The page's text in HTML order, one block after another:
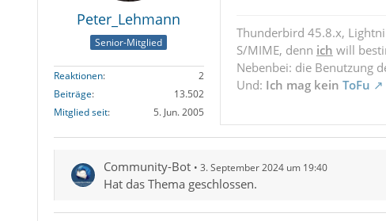
Peter_Lehmann
Senior-Mitglied
Reaktionen
2
Beiträge
13.502
Mitglied seit
5. Jun. 2005
Thunderbird 45.8.x,
S/MIME, denn ich will
Nebenbei: die Benutzung
Und: Ich mag kein ToFu
Community-Bot 3. September 2024 um 19:40
Hat das Thema geschlossen.